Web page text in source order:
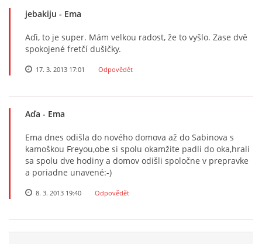
NAPSALI O NÁS
NATÁČENÍ V TELEVIZI
SLUŽBY
HISTORIE - 2010 - 2020
JAK NÁM POMOCI - POMÁHAJÍ NÁM :-)
jebakiju - Ema
Aďi, to je super. Mám velkou radost, že to vyšlo. Zase dvě
spokojené fretčí dušičky.
17. 3. 2013 17:01 Odpovědět
Aďa - Ema
Ema dnes odišla do nového domova až do Sabinova s
kamoškou Freyou,obe si spolu okamžite padli do oka,hrali
sa spolu dve hodiny a domov odišli spoločne v prepravke
a poriadne unavené:-)
8. 3. 2013 19:40 Odpovědět